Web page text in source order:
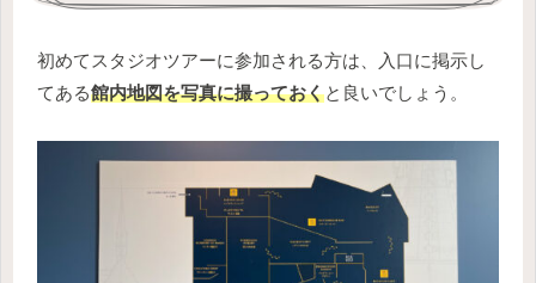
初めてスタジオツアーに参加される方は、入口に掲示し
てある館内地図を写真に撮っておくと良いでしょう。